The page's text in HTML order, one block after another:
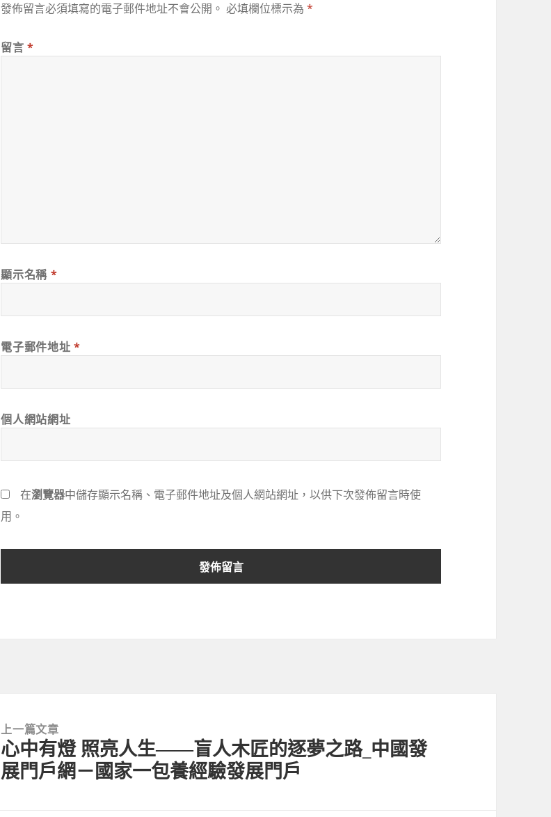
發佈留言必須填寫的電子郵件地址不會公開。 必填欄位標示為*
留言*
顯示名稱 *
電子郵件地址 *
個人網站網址
在瀏覽器中儲存顯示名稱、電子郵件地址及個人網站網址，以供下次發佈留言時使
用。
上一篇文章
上
一
心中有燈 照亮人生——盲人木匠的逐夢之路_中國發
展門戶網－國家一包養經驗發展門戶